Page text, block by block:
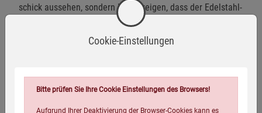
schick aussehen, sondern Ihnen zeigen, dass der Edelstahl-
Wasserkocher in Betrieb ist. Der Wasserkocher hat einen
Überhitzungs- und Trockenschutz, der für die Sicherheit
Ideal fürs Büro, für Personalküchen, Hotels oder für zu
Hause
Cookie-Einstellungen
Bitte prüfen Sie Ihre Cookie Einstellungen des Browsers!
Aufgrund Ihrer Deaktivierung der Browser-Cookies kann es